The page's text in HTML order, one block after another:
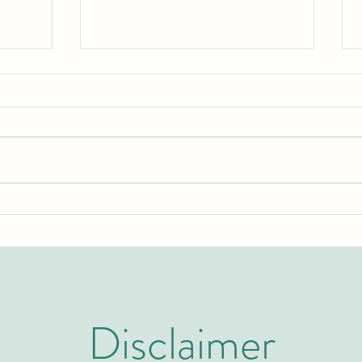
اكتشف برامج الماجستير التنفيذي
السويسرية الدولية
كيو
Disclaimer